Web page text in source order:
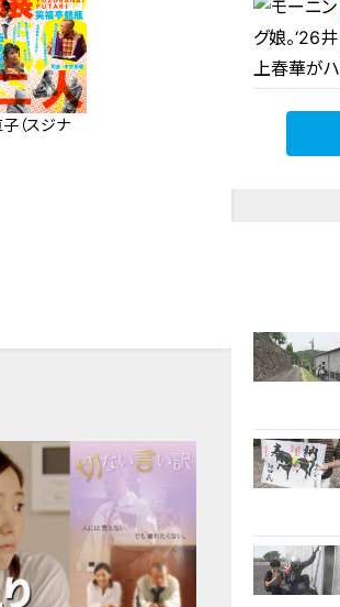
（スジナ